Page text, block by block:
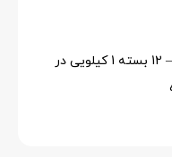
دکوفوندانت قرمز گلنان پوراتوس – 12 بسته 1 کیلویی در